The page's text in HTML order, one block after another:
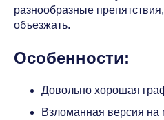
разнообразные
объезжать.
Особенности:
Довольно хорошая
Взломанная версия на